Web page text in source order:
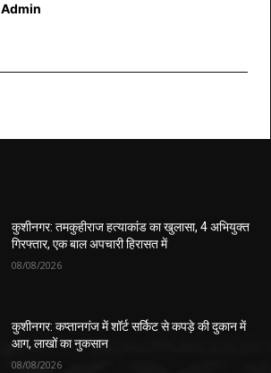
Admin
कुशीनगर: तमकुहीराज हत्याकांड का खुलासा, 4 अभियुक्त
गिरफ्तार, एक बाल अपचारी हिरासत में
08/08/2026
कुशीनगर: कप्तानगंज में शॉर्ट सर्किट से कपड़े की दुकान में
आग, लाखों का नुकसान
08/08/2026